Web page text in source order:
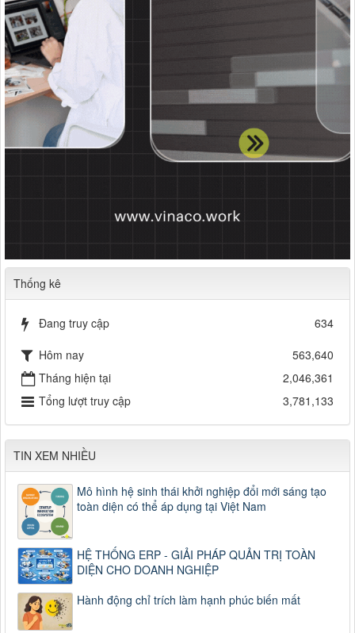
Thống kê
Đang truy cập
634
Hôm nay
563,640
Tháng hiện tại
2,046,361
Tổng lượt truy cập
3,781,133
TIN XEM NHIỀU
Mô hình hệ sinh thái khởi nghiệp đổi mới sáng tạo
toàn diện có thể áp dụng tại Việt Nam
HỆ THỐNG ERP - GIẢI PHÁP QUẢN TRỊ TOÀN
DIỆN CHO DOANH NGHIỆP
Hành động chỉ trích làm hạnh phúc biến mất